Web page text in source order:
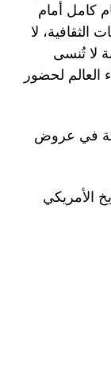
كامل أمام
لا
لا تُنسى
لحضور
في عروض
الأمريكي